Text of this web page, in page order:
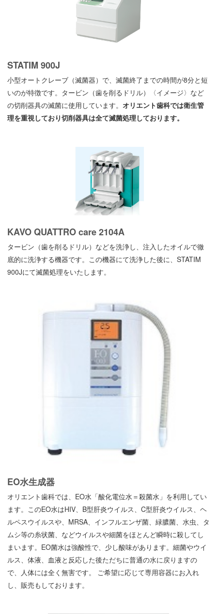
STATIM 900J
小型オートクレーブ（滅菌器）で、滅菌終了までの時間が8分と短
いのが特徴です。 タービン（歯を削るドリル） 〈イメージ〉 など
の切削器具の滅菌に使用しています。 オリエント歯科では衛生管
理を重視しており切削器具は全て滅菌処理しております。
KAVO QUATTRO care 2104A
タービン（歯を削るドリル）などを洗浄し、注入したオイルで徹
底的に洗浄する機器です。 この機器にて洗浄した後に、STATIM
900Jにて滅菌処理をいたします。
EO水生成器
オリエント歯科では、EO水「酸化電位水＝殺菌水」を利用してい
ます。 このEO水はHIV、B型肝炎ウイルス 、C型肝炎ウイルス、ヘ
ルペスウイルスや、MRSA、インフルエンザ菌、緑膿菌、水虫、タ
ムシ等の糸状菌、などウイルスや細菌をほとんど瞬時に殺してし
まいます。EO菌水は強酸性で、少し酸味があります。細菌やウイ
ルス、体液、血液と反応した後ただちに普通の水に戻りますの
で、人体には全く無害です。 ご希望に応じて専用容器にお入れ
し、販売もしております。